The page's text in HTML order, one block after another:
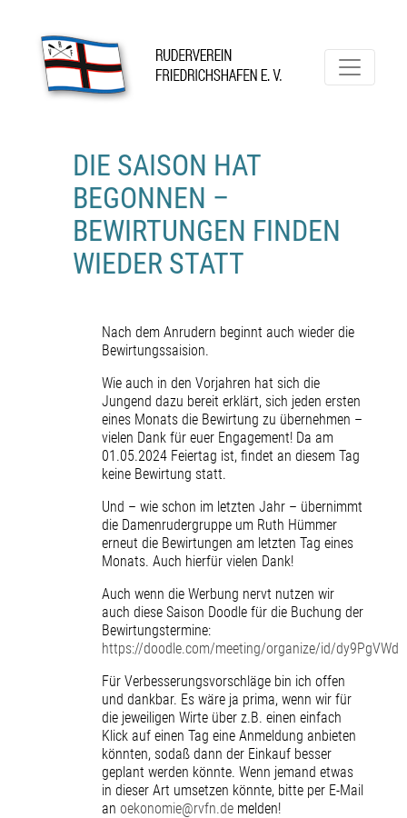
content
DIE SAISON HAT
BEGONNEN –
BEWIRTUNGEN FINDEN
WIEDER STATT
Nach dem Anrudern beginnt auch wieder die
Bewirtungssaision.
Wie auch in den Vorjahren hat sich die
Jungend dazu bereit erklärt, sich jeden ersten
eines Monats die Bewirtung zu übernehmen –
vielen Dank für euer Engagement! Da am
01.05.2024 Feiertag ist, findet an diesem Tag
keine Bewirtung statt.
Und – wie schon im letzten Jahr – übernimmt
die Damenrudergruppe um Ruth Hümmer
erneut die Bewirtungen am letzten Tag eines
Monats. Auch hierfür vielen Dank!
Auch wenn die Werbung nervt nutzen wir
auch diese Saison Doodle für die Buchung der
Bewirtungstermine:
https://doodle.com/meeting/organize/id/dy9PgVWd
Für Verbesserungsvorschläge bin ich offen
und dankbar. Es wäre ja prima, wenn wir für
die jeweiligen Wirte über z.B. einen einfach
Klick auf einen Tag eine Anmeldung anbieten
könnten, sodaß dann der Einkauf besser
geplant werden könnte. Wenn jemand etwas
in dieser Art umsetzen könnte, bitte per E-Mail
an oekonomie@rvfn.de melden!